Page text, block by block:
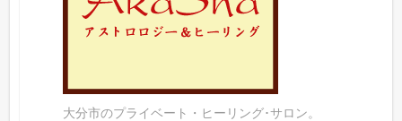
大分市のプライベート・ヒーリング･サロン。